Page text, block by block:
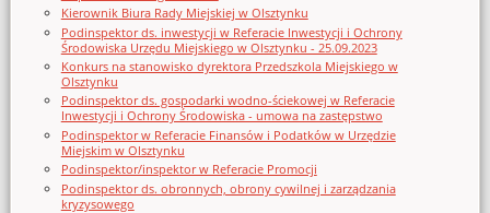
Kierownik Biura Rady Miejskiej w Olsztynku
Podinspektor ds. inwestycji w Referacie Inwestycji i Ochrony
Środowiska Urzędu Miejskiego w Olsztynku - 25.09.2023
Konkurs na stanowisko dyrektora Przedszkola Miejskiego w
Olsztynku
Podinspektor ds. gospodarki wodno-ściekowej w Referacie
Inwestycji i Ochrony Środowiska - umowa na zastępstwo
Podinspektor w Referacie Finansów i Podatków w Urzędzie
Miejskim w Olsztynku
Podinspektor/inspektor w Referacie Promocji
Podinspektor ds. obronnych, obrony cywilnej i zarządzania
kryzysowego